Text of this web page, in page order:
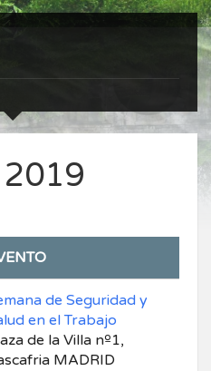
de Seguridad y
en el Trabajo
de la Villa nº1,
MADRID